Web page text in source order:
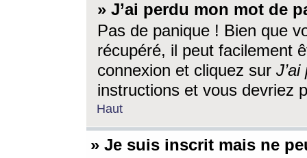
» J’ai perdu mon mot de
Pas de panique ! Bien que
récupéré, il peut facilement
connexion et cliquez sur
instructions et vous devriez
Haut
» Je suis inscrit mais ne